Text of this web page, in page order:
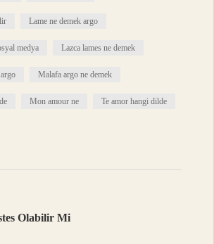
Lame ne demek argo
medya Lazca lames ne demek
Malafa argo ne demek
Mon amour ne Te amor hangi dilde
Olabilir Mi